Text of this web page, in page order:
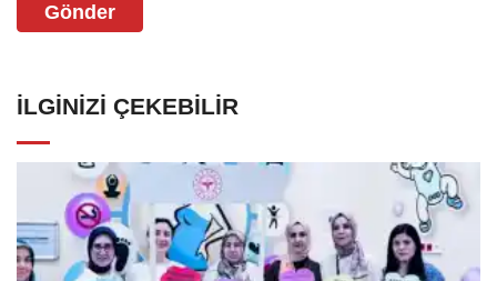
Gönder
İLGINIZI ÇEKEBILIR